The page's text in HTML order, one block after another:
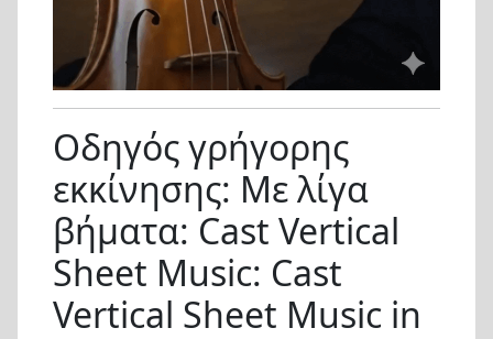
Οδηγός γρήγορης
εκκίνησης: Με λίγα
βήματα: Cast Vertical
Sheet Music: Cast
Vertical Sheet Music in